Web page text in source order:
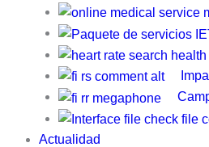
Actualidad